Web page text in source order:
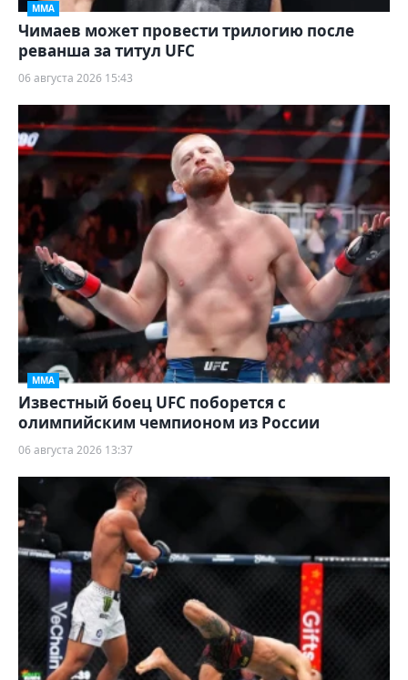
ММА
Чимаев может провести трилогию после
реванша за титул UFC
06 августа 2026 15:43
ММА
Известный боец UFC поборется с
олимпийским чемпионом из России
06 августа 2026 13:37